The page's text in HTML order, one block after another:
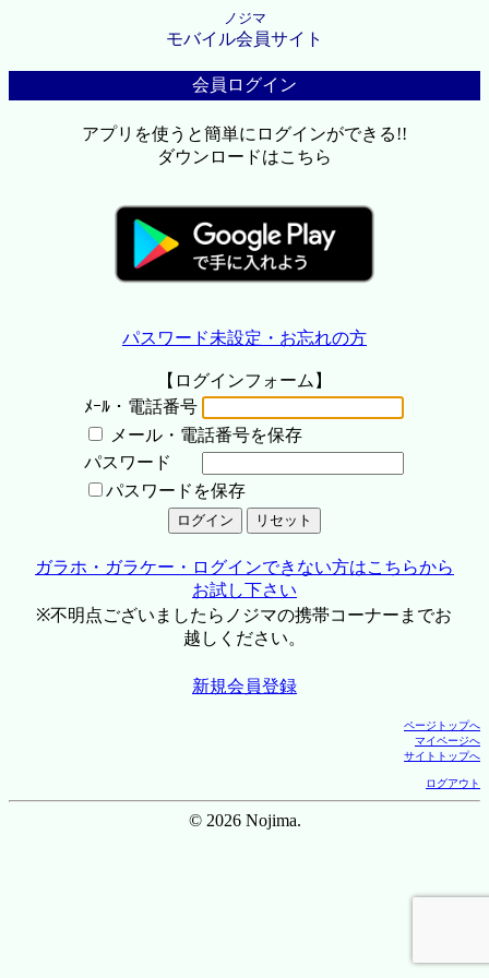
ノジマ
モバイル会員サイト
会員ログイン
アプリを使うと簡単にログインができる!!
ダウンロードはこちら
パスワード未設定・お忘れの方
【ログインフォーム】
ﾒｰﾙ・電話番号
メール・電話番号を保存
パスワード
パスワードを保存
ガラホ・ガラケー・ログインできない方はこちらから
お試し下さい
※不明点ございましたらノジマの携帯コーナーまでお
越しください。
新規会員登録
ページトップへ
マイページへ
サイトトップへ
ログアウト
© 2026 Nojima.